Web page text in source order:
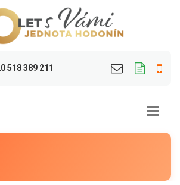
518 389 211